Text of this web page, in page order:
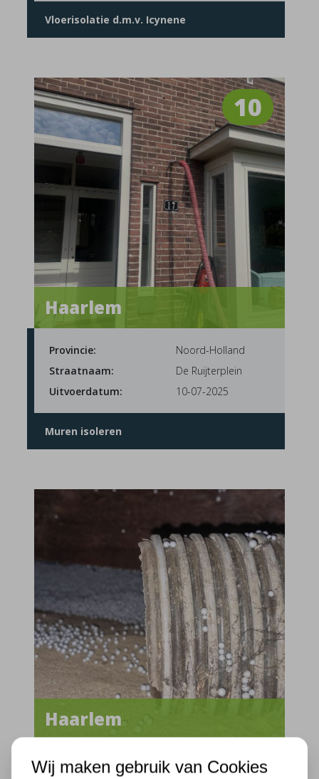
Vloerisolatie d.m.v. Icynene
10
Haarlem
Provincie:
Noord-Holland
Straatnaam:
De Ruijterplein
Uitvoerdatum:
10-07-2025
Muren isoleren
Haarlem
Provincie:
Noord-Holland
Wij maken gebruik van Cookies